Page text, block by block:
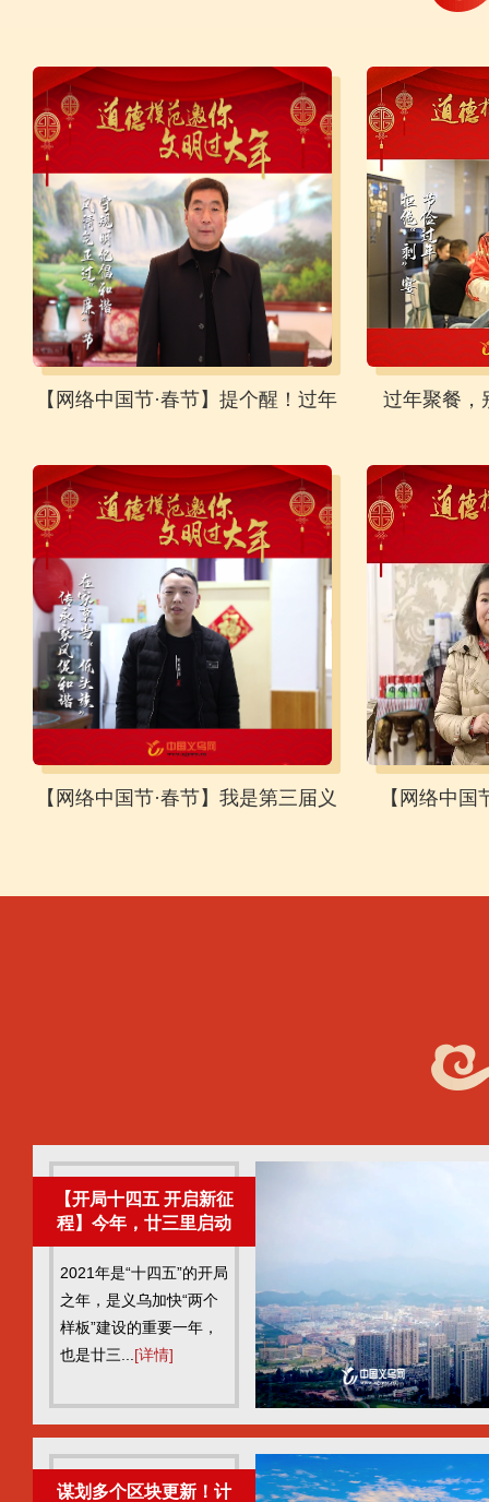
【网络中国节·春节】提个醒！过年
走亲访友，必须谨记这件事！
过年聚餐，
【网络中国节·春节】我是第三届义 【网络中
【开局十四五 开启新征
程】今年，廿三里启动
仿古商业街区建设、有
机更新全覆盖规划……
2021年是“十四五”的开局
之年，是义乌加快“两个
样板”建设的重要一年，
也是廿三... [详情]
谋划多个区块更新！计